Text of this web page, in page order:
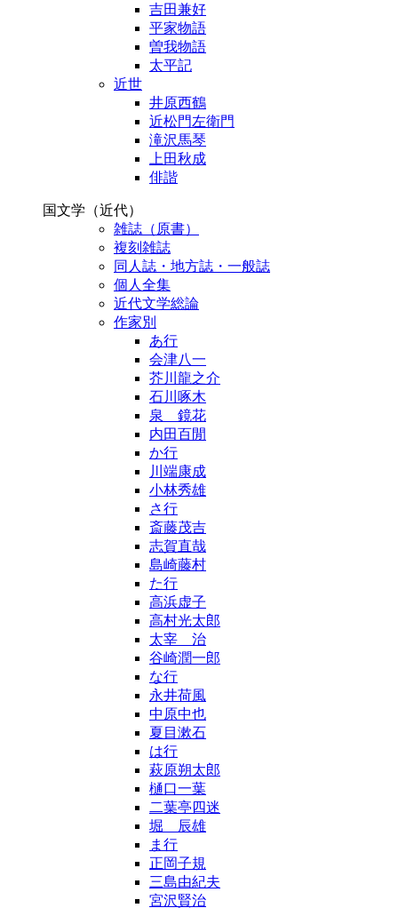
吉田兼好
平家物語
曽我物語
太平記
近世
井原西鶴
近松門左衛門
滝沢馬琴
上田秋成
俳諧
国文学（近代）
雑誌（原書）
複刻雑誌
同人誌・地方誌・一般誌
個人全集
近代文学総論
作家別
あ行
会津八一
芥川龍之介
石川啄木
泉 鏡花
内田百閒
か行
川端康成
小林秀雄
さ行
斎藤茂吉
志賀直哉
島崎藤村
た行
高浜虚子
高村光太郎
太宰 治
谷崎潤一郎
な行
永井荷風
中原中也
夏目漱石
は行
萩原朔太郎
樋口一葉
二葉亭四迷
堀 辰雄
ま行
正岡子規
三島由紀夫
宮沢賢治